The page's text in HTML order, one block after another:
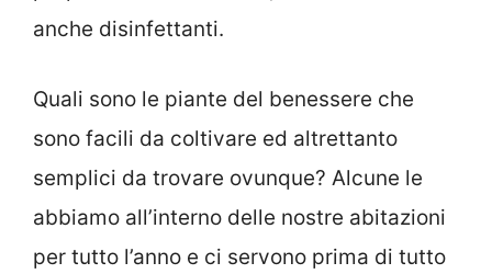
anche disinfettanti.
Quali sono le piante del benessere che
sono facili da coltivare ed altrettanto
semplici da trovare ovunque? Alcune le
abbiamo all’interno delle nostre abitazioni
per tutto l’anno e ci servono prima di tutto